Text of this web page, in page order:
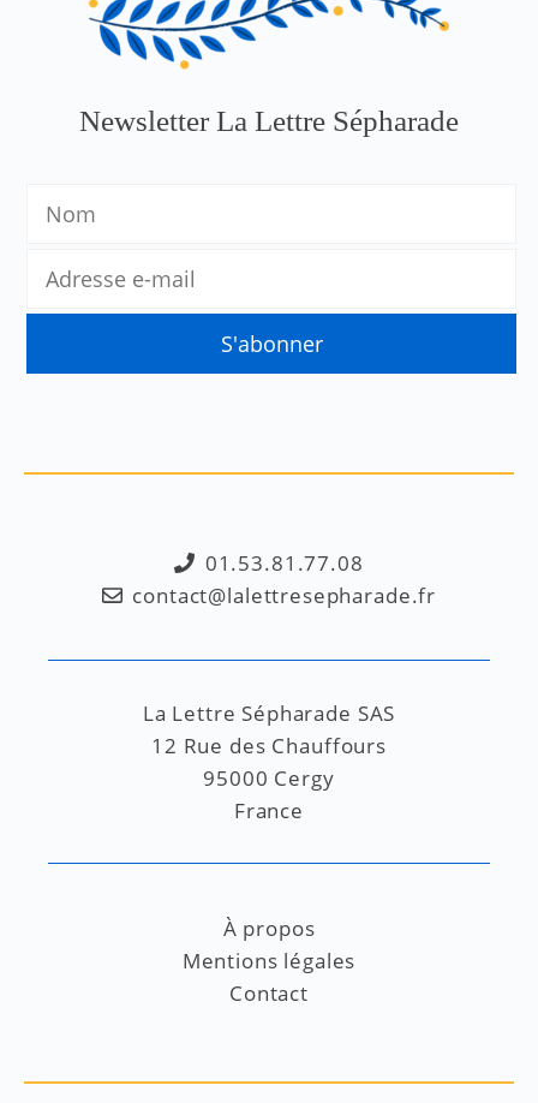
Newsletter La Lettre Sépharade
01.53.81.77.08
contact@lalettresepharade.fr
La Lettre Sépharade SAS
12 Rue des Chauffours
95000 Cergy
France
À propos
Mentions légales
Contact